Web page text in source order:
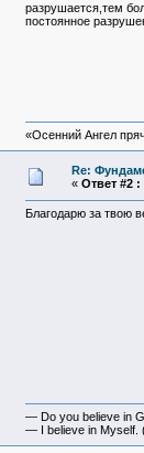
разрушается,тем
постоянное
«Осенний Ангел
Re:
« Ответ #2 :
Благодарю за твою
— Do you believe in
— I believe in Myself.